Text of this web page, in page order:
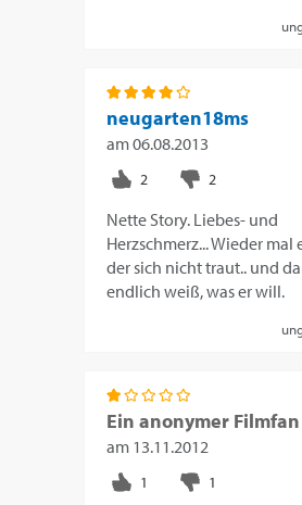
neugarten18ms
am06.08.2013
Nette Story. Liebes- und
Herzschmerz... Wieder mal
der sich nicht traut.. und
endlich weiß, was er will.
Ein anonymer Filmfan
am 13.11.2012